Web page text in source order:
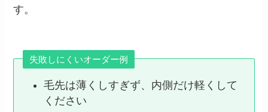
す。
失敗しにくいオーダー例
毛先は薄くしすぎず、内側だけ軽くして
ください